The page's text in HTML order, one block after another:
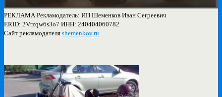
РЕКЛАМА Рекламодатель: ИП Шеменков Иван Сегреевич
ERID: 2Vtzqw6s3o7 ИНН: 240404060782
Сайт рекламодателя shemenkov.ru